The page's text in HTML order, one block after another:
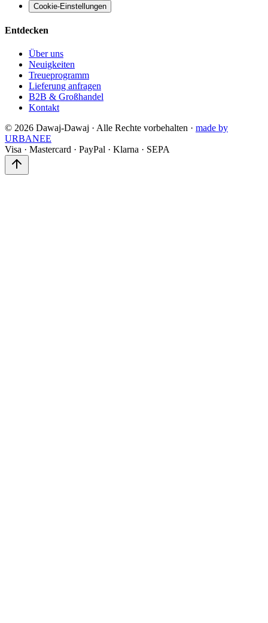
Cookie-Einstellungen
Entdecken
Über uns
Neuigkeiten
Treueprogramm
Lieferung anfragen
B2B & Großhandel
Kontakt
© 2026 Dawaj-Dawaj · Alle Rechte vorbehalten · made by
URBANEE
Visa · Mastercard · PayPal · Klarna · SEPA